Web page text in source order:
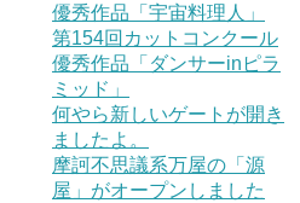
優秀作品「宇宙料理人」
第154回カットコンクール
優秀作品「ダンサーinピラ
ミッド」
何やら新しいゲートが開き
ましたよ。
摩訶不思議系万屋の「源
屋」がオープンしました